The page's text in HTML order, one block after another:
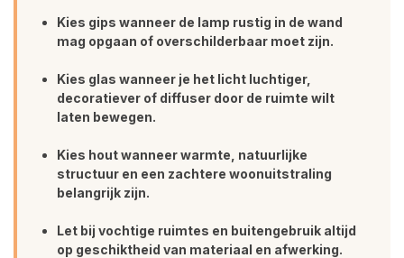
Kies gips wanneer de lamp rustig in de wand
mag opgaan of overschilderbaar moet zijn.
Kies glas wanneer je het licht luchtiger,
decoratiever of diffuser door de ruimte wilt
laten bewegen.
Kies hout wanneer warmte, natuurlijke
structuur en een zachtere woonuitstraling
belangrijk zijn.
Let bij vochtige ruimtes en buitengebruik altijd
op geschiktheid van materiaal en afwerking.